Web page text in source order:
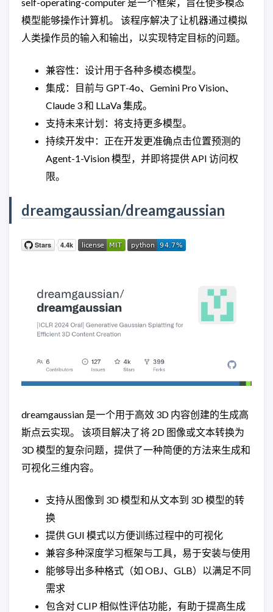
模型能够操作计算机。 该程序解决了让机器通过模拟
人类操作员的输入和输出，以实现特定目标的问题。
兼容性：设计用于各种多模态模型。
集成：目前与 GPT-4o、Gemini Pro Vision、
Claude 3 和 LLaVa 集成。
支持未来计划：将支持更多模型。
持续开发中：正在开发更准确点击位置预测的
Agent-1-Vision 模型，并即将提供 API 访问权
限。
dreamgaussian/dreamgaussian
dreamgaussian 是一个用于高效 3D 内容创建的生成高
斯点云实现。 该项目解决了将 2D 图像或文本转换为
3D 模型的复杂问题，提供了一种简便的方法来生成和
可视化三维内容。
支持从图像到 3D 模型和从文本到 3D 模型的转
换
提供 GUI 模式以方便训练过程中的可视化
兼容多种深度学习框架与工具，易于安装与使用
能够导出多种格式（如 OBJ、GLB）以满足不同
需求
包含对 CLIP 相似性评估功能，有助于提高生成